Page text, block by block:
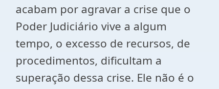
acabam por agravar a crise que o
Poder Judiciário vive a algum
tempo, o excesso de recursos, de
procedimentos, dificultam a
superação dessa crise. Ele não é o